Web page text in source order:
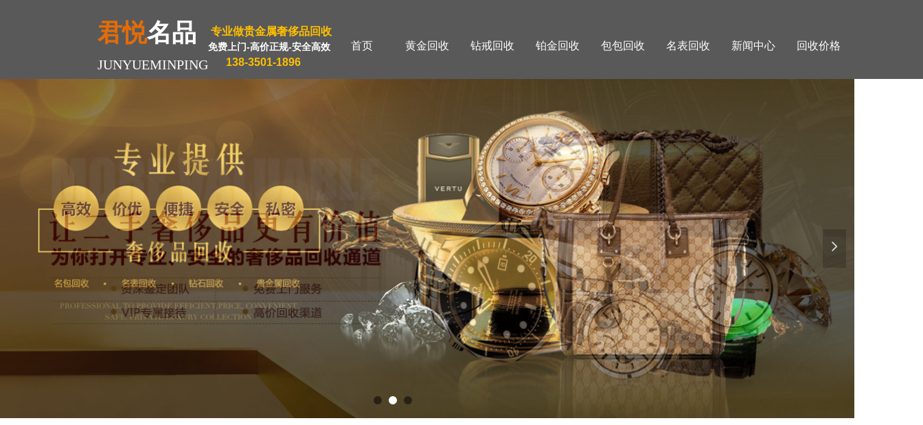
JUNYUEMINPING
专业做贵金属奢侈品回收
免费上门-高价正规-安全高效
君悦名品
138-3501-1896
首页 黄金回收 钻戒回收 铂金回收 包包回收 名表回收 新闻中心 回收价格
넲